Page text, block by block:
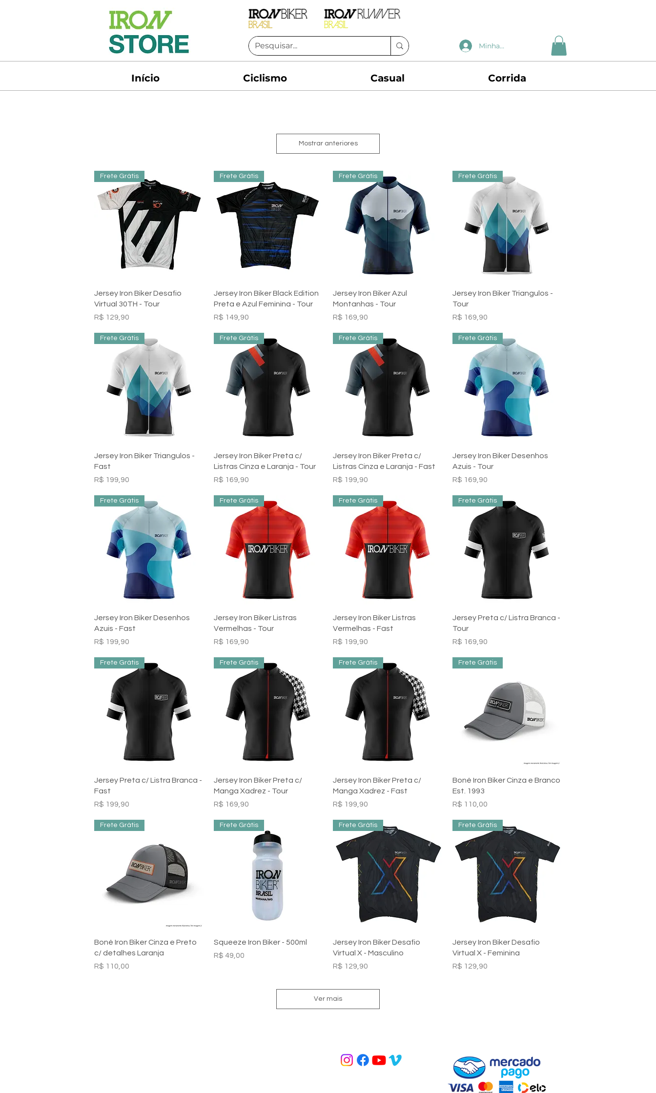
Minha Conta
Início Ciclismo Casual Corrida
Mostrar anteriores
Visualização rápida
Frete Grátis
Jersey Iron Biker Desafio
Virtual 30TH - Tour
Preço
R$ 129,90
Visualização rápida
Frete Grátis
Jersey Iron Biker Black Edition
Preta e Azul Feminina - Tour
Preço
R$ 149,90
Visualização rápida
Frete Grátis
Jersey Iron Biker Azul
Montanhas - Tour
Preço
R$ 169,90
Visualização rápida
Frete Grátis
Jersey Iron Biker Triangulos -
Tour
Preço
R$ 169,90
Visualização rápida
Frete Grátis
Jersey Iron Biker Triangulos -
Fast
Preço
R$ 199,90
Visualização rápida
Frete Grátis
Jersey Iron Biker Preta c/
Listras Cinza e Laranja - Tour
Preço
R$ 169,90
Visualização rápida
Frete Grátis
Jersey Iron Biker Preta c/
Listras Cinza e Laranja - Fast
Preço
R$ 199,90
Visualização rápida
Frete Grátis
Jersey Iron Biker Desenhos
Azuis - Tour
Preço
R$ 169,90
Visualização rápida
Frete Grátis
Jersey Iron Biker Desenhos
Azuis - Fast
Preço
R$ 199,90
Visualização rápida
Frete Grátis
Jersey Iron Biker Listras
Vermelhas - Tour
Preço
R$ 169,90
Visualização rápida
Frete Grátis
Jersey Iron Biker Listras
Vermelhas - Fast
Preço
R$ 199,90
Visualização rápida
Frete Grátis
Jersey Preta c/ Listra Branca -
Tour
Preço
R$ 169,90
Visualização rápida
Frete Grátis
Jersey Preta c/ Listra Branca -
Fast
Preço
R$ 199,90
Visualização rápida
Frete Grátis
Jersey Iron Biker Preta c/
Manga Xadrez - Tour
Preço
R$ 169,90
Visualização rápida
Frete Grátis
Jersey Iron Biker Preta c/
Manga Xadrez - Fast
Preço
R$ 199,90
Visualização rápida
Frete Grátis
Boné Iron Biker Cinza e Branco
Est. 1993
Preço
R$ 110,00
Visualização rápida
Frete Grátis
Boné Iron Biker Cinza e Preto
c/ detalhes Laranja
Preço
R$ 110,00
Visualização rápida
Frete Grátis
Squeeze Iron Biker - 500ml
Preço
R$ 49,00
Visualização rápida
Frete Grátis
Jersey Iron Biker Desafio
Virtual X - Masculino
Preço
R$ 129,90
Visualização rápida
Frete Grátis
Jersey Iron Biker Desafio
Virtual X - Feminina
Preço
R$ 129,90
Ver mais